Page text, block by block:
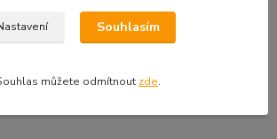
v kategoriích
Souhlasím
můžete odmítnout zde.